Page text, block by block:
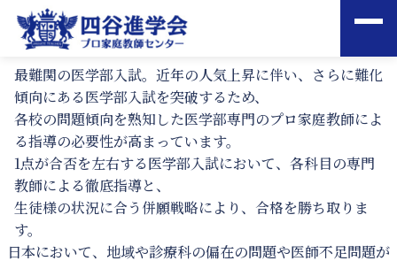
最難関の医学部入試。近年の人気上昇に伴い、さらに難化
傾向にある医学部入試を突破するため、
各校の問題傾向を熟知した医学部専門のプロ家庭教師によ
る指導の必要性が高まっています。
1点が合否を左右する医学部入試において、各科目の専門
教師による徹底指導と、
生徒様の状況に合う併願戦略により、合格を勝ち取りま
す。
日本において、地域や診療科の偏在の問題や医師不足問題が